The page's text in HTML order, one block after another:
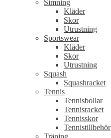
Simning
Kläder
Skor
Utrustning
Sportswear
Kläder
Skor
Utrustning
Squash
Squashracket
Tennis
Tennisbollar
Tennisracket
Tennisskor
Tennistillbehör